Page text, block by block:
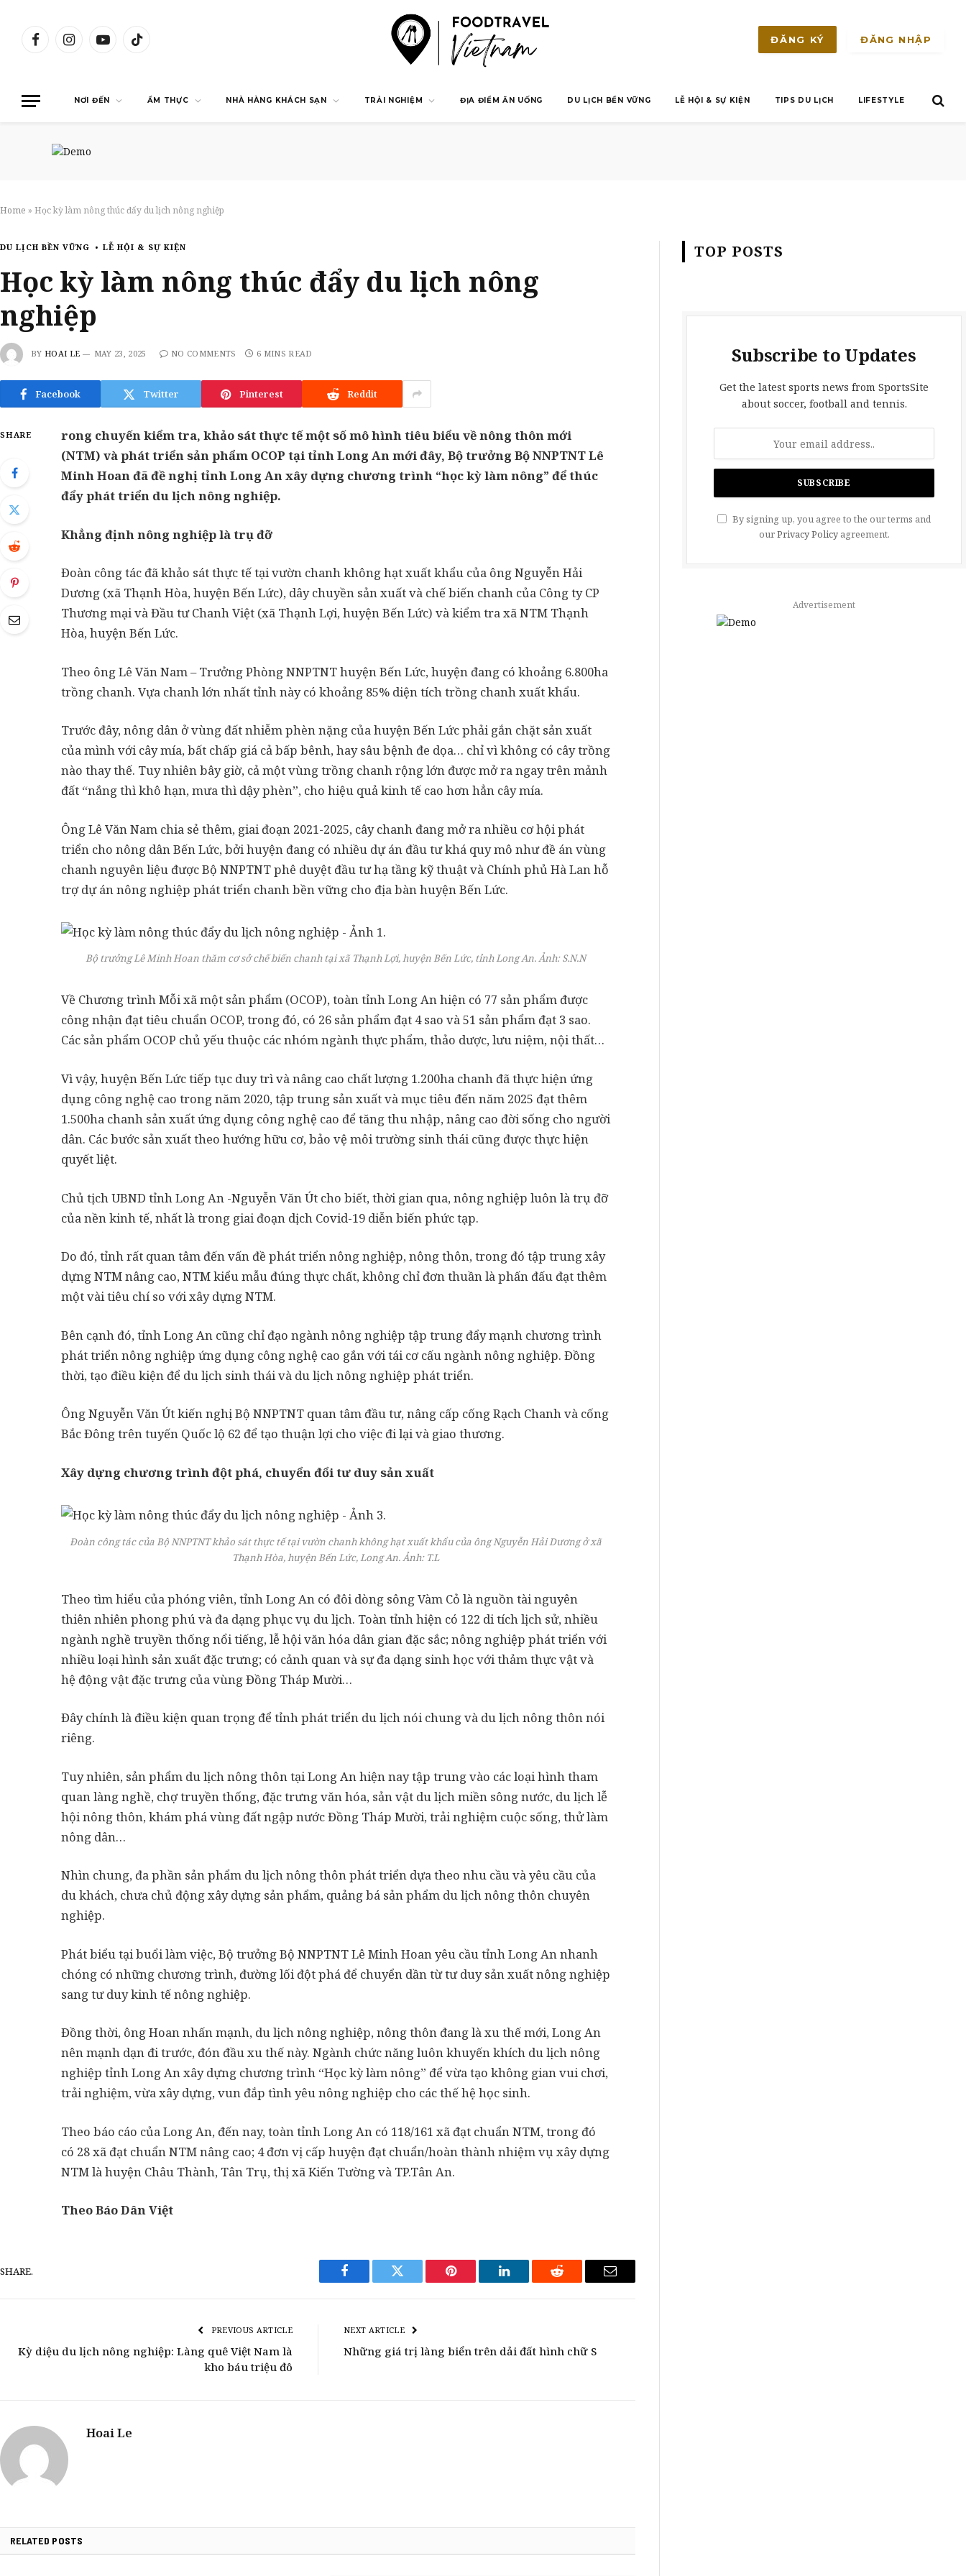
FacebookInstagramYouTubeTikTok ĐĂNG KÝ ĐĂNG NHẬP
NƠI ĐẾN ẨM THỰC NHÀ HÀNG KHÁCH SẠN TRẢI NGHIỆM ĐỊA ĐIỂM ĂN UỐNG DU LỊCH BỀN VỮNG LỄ HỘI & SỰ KIỆN TIPS DU LỊCH LIFESTYLE
Home » Học kỳ làm nông thúc đẩy du lịch nông nghiệp
DU LỊCH BỀN VỮNG LỄ HỘI & SỰ KIỆN
Học kỳ làm nông thúc đẩy du lịch nông
nghiệp
BY HOAI LE MAY 23, 2025 NO COMMENTS 6 MINS READ
Facebook Twitter Pinterest Reddit
SHARE
rong chuyến kiểm tra, khảo sát thực tế một số mô hình tiêu biểu về nông thôn mới
(NTM) và phát triển sản phẩm OCOP tại tỉnh Long An mới đây, Bộ trưởng Bộ NNPTNT Lê
Minh Hoan đã đề nghị tỉnh Long An xây dựng chương trình “học kỳ làm nông” để thúc
đẩy phát triển du lịch nông nghiệp.
Khẳng định nông nghiệp là trụ đỡ
Đoàn công tác đã khảo sát thực tế tại vườn chanh không hạt xuất khẩu của ông Nguyễn Hải
Dương (xã Thạnh Hòa, huyện Bến Lức), dây chuyền sản xuất và chế biến chanh của Công ty CP
Thương mại và Đầu tư Chanh Việt (xã Thạnh Lợi, huyện Bến Lức) và kiểm tra xã NTM Thạnh
Hòa, huyện Bến Lức.
Theo ông Lê Văn Nam – Trưởng Phòng NNPTNT huyện Bến Lức, huyện đang có khoảng 6.800ha
trồng chanh. Vựa chanh lớn nhất tỉnh này có khoảng 85% diện tích trồng chanh xuất khẩu.
Trước đây, nông dân ở vùng đất nhiễm phèn nặng của huyện Bến Lức phải gắn chặt sản xuất
của mình với cây mía, bất chấp giá cả bấp bênh, hay sâu bệnh đe dọa… chỉ vì không có cây trồng
nào thay thế. Tuy nhiên bây giờ, cả một vùng trồng chanh rộng lớn được mở ra ngay trên mảnh
đất “nắng thì khô hạn, mưa thì dậy phèn”, cho hiệu quả kinh tế cao hơn hẳn cây mía.
Ông Lê Văn Nam chia sẻ thêm, giai đoạn 2021-2025, cây chanh đang mở ra nhiều cơ hội phát
triển cho nông dân Bến Lức, bởi huyện đang có nhiều dự án đầu tư khá quy mô như đề án vùng
chanh nguyên liệu được Bộ NNPTNT phê duyệt đầu tư hạ tầng kỹ thuật và Chính phủ Hà Lan hỗ
trợ dự án nông nghiệp phát triển chanh bền vững cho địa bàn huyện Bến Lức.
Bộ trưởng Lê Minh Hoan thăm cơ sở chế biến chanh tại xã Thạnh Lợi, huyện Bến Lức, tỉnh Long An. Ảnh: S.N.N
Về Chương trình Mỗi xã một sản phẩm (OCOP), toàn tỉnh Long An hiện có 77 sản phẩm được
công nhận đạt tiêu chuẩn OCOP, trong đó, có 26 sản phẩm đạt 4 sao và 51 sản phẩm đạt 3 sao.
Các sản phẩm OCOP chủ yếu thuộc các nhóm ngành thực phẩm, thảo dược, lưu niệm, nội thất…
Vì vậy, huyện Bến Lức tiếp tục duy trì và nâng cao chất lượng 1.200ha chanh đã thực hiện ứng
dụng công nghệ cao trong năm 2020, tập trung sản xuất và mục tiêu đến năm 2025 đạt thêm
1.500ha chanh sản xuất ứng dụng công nghệ cao để tăng thu nhập, nâng cao đời sống cho người
dân. Các bước sản xuất theo hướng hữu cơ, bảo vệ môi trường sinh thái cũng được thực hiện
quyết liệt.
Chủ tịch UBND tỉnh Long An -Nguyễn Văn Út cho biết, thời gian qua, nông nghiệp luôn là trụ đỡ
của nền kinh tế, nhất là trong giai đoạn dịch Covid-19 diễn biến phức tạp.
Do đó, tỉnh rất quan tâm đến vấn đề phát triển nông nghiệp, nông thôn, trong đó tập trung xây
dựng NTM nâng cao, NTM kiểu mẫu đúng thực chất, không chỉ đơn thuần là phấn đấu đạt thêm
một vài tiêu chí so với xây dựng NTM.
Bên cạnh đó, tỉnh Long An cũng chỉ đạo ngành nông nghiệp tập trung đẩy mạnh chương trình
phát triển nông nghiệp ứng dụng công nghệ cao gắn với tái cơ cấu ngành nông nghiệp. Đồng
thời, tạo điều kiện để du lịch sinh thái và du lịch nông nghiệp phát triển.
Ông Nguyễn Văn Út kiến nghị Bộ NNPTNT quan tâm đầu tư, nâng cấp cống Rạch Chanh và cống
Bắc Đông trên tuyến Quốc lộ 62 để tạo thuận lợi cho việc đi lại và giao thương.
Xây dựng chương trình đột phá, chuyển đổi tư duy sản xuất
Đoàn công tác của Bộ NNPTNT khảo sát thực tế tại vườn chanh không hạt xuất khẩu của ông Nguyễn Hải Dương ở xã
Thạnh Hòa, huyện Bến Lức, Long An. Ảnh: T.L
Theo tìm hiểu của phóng viên, tỉnh Long An có đôi dòng sông Vàm Cỏ là nguồn tài nguyên
thiên nhiên phong phú và đa dạng phục vụ du lịch. Toàn tỉnh hiện có 122 di tích lịch sử, nhiều
ngành nghề truyền thống nổi tiếng, lễ hội văn hóa dân gian đặc sắc; nông nghiệp phát triển với
nhiều loại hình sản xuất đặc trưng; có cảnh quan và sự đa dạng sinh học với thảm thực vật và
hệ động vật đặc trưng của vùng Đồng Tháp Mười…
Đây chính là điều kiện quan trọng để tỉnh phát triển du lịch nói chung và du lịch nông thôn nói
riêng.
Tuy nhiên, sản phẩm du lịch nông thôn tại Long An hiện nay tập trung vào các loại hình tham
quan làng nghề, chợ truyền thống, đặc trưng văn hóa, sản vật du lịch miền sông nước, du lịch lễ
hội nông thôn, khám phá vùng đất ngập nước Đồng Tháp Mười, trải nghiệm cuộc sống, thử làm
nông dân…
Nhìn chung, đa phần sản phẩm du lịch nông thôn phát triển dựa theo nhu cầu và yêu cầu của
du khách, chưa chủ động xây dựng sản phẩm, quảng bá sản phẩm du lịch nông thôn chuyên
nghiệp.
Phát biểu tại buổi làm việc, Bộ trưởng Bộ NNPTNT Lê Minh Hoan yêu cầu tỉnh Long An nhanh
chóng có những chương trình, đường lối đột phá để chuyển dần từ tư duy sản xuất nông nghiệp
sang tư duy kinh tế nông nghiệp.
Đồng thời, ông Hoan nhấn mạnh, du lịch nông nghiệp, nông thôn đang là xu thế mới, Long An
nên mạnh dạn đi trước, đón đầu xu thế này. Ngành chức năng luôn khuyến khích du lịch nông
nghiệp tỉnh Long An xây dựng chương trình “Học kỳ làm nông” để vừa tạo không gian vui chơi,
trải nghiệm, vừa xây dựng, vun đắp tình yêu nông nghiệp cho các thế hệ học sinh.
Theo báo cáo của Long An, đến nay, toàn tỉnh Long An có 118/161 xã đạt chuẩn NTM, trong đó
có 28 xã đạt chuẩn NTM nâng cao; 4 đơn vị cấp huyện đạt chuẩn/hoàn thành nhiệm vụ xây dựng
NTM là huyện Châu Thành, Tân Trụ, thị xã Kiến Tường và TP.Tân An.
Theo Báo Dân Việt
SHARE.
Facebook Twitter Pinterest LinkedIn Reddit Email
PREVIOUS ARTICLE
Kỳ diệu du lịch nông nghiệp: Làng quê Việt Nam là
kho báu triệu đô
NEXT ARTICLE
Những giá trị làng biển trên dải đất hình chữ S
Hoai Le
RELATED POSTS
TOP POSTS
Subscribe to Updates
Get the latest sports news from SportsSite
about soccer, football and tennis.
By signing up, you agree to the our terms and
ourPrivacy Policyagreement.
Advertisement